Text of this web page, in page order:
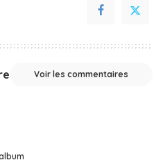
Voir les commentaires